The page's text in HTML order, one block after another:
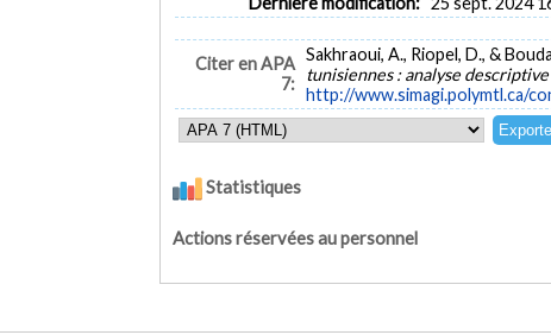
Citer en APA
7:
Sakhraoui, A., Riopel, D., &
tunisiennes : analyse descriptive
http://www.simagi.polymtl.ca/
Statistiques
Actions réservées au personnel